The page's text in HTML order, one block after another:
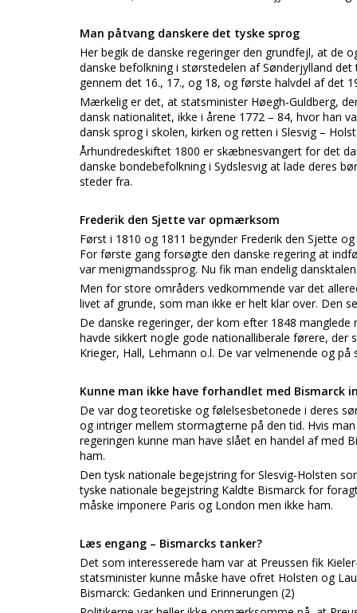
Man påtvang danskere det tyske sprog
Her begik de danske regeringer den grundfejl, at
danske befolkning i størstedelen af Sønderjylland
gennem det 16., 17., og 18, og første halvdel af det
Mærkelig er det, at statsminister Høegh-Guldberg,
dansk nationalitet, ikke i årene 1772 – 84, hvor han
dansk sprog i skolen, kirken og retten i Slesvig –
Århundredeskiftet 1800 er skæbnesvangert for det
danske bondebefolkning i Sydslesvig at lade deres
steder fra.
Frederik den Sjette var opmærksom
Først i 1810 og 1811 begynder Frederik den Sjette
For første gang forsøgte den danske regering at
var menigmandssprog. Nu fik man endelig
Men for store områders vedkommende var det
livet af grunde, som man ikke er helt klar over. Den
De danske regeringer, der kom efter 1848 manglede
havde sikkert nogle gode nationalliberale førere,
Krieger, Hall, Lehmann o.l. De var velmenende og
Kunne man ikke have forhandlet med Bismarck
De var dog teoretiske og følelsesbetonede i deres
og intriger mellem stormagterne på den tid. Hvis
regeringen kunne man have slået en handel af med
ham.
Den tysk nationale begejstring for Slesvig-Holsten
tyske nationale begejstring Kaldte Bismarck for
måske imponere Paris og London men ikke ham.
Læs engang – Bismarcks tanker?
Det som interesserede ham var at Preussen fik
statsminister kunne måske have ofret Holsten og
Bismarck: Gedanken und Erinnerungen (2)